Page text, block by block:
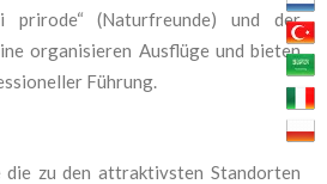
prirode“ (Naturfreunde) und der
organisieren Ausflüge und bieten
Führung.
die zu den attraktivsten Standorten